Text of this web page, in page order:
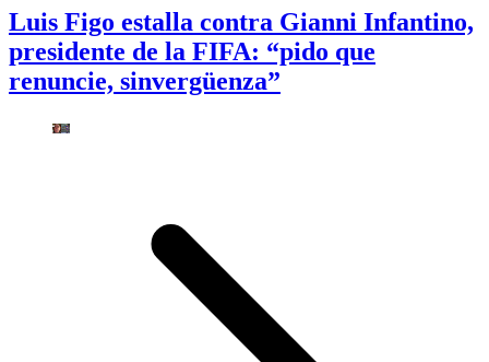
Luis Figo estalla contra Gianni Infantino,
presidente de la FIFA: “pido que
renuncie, sinvergüenza”